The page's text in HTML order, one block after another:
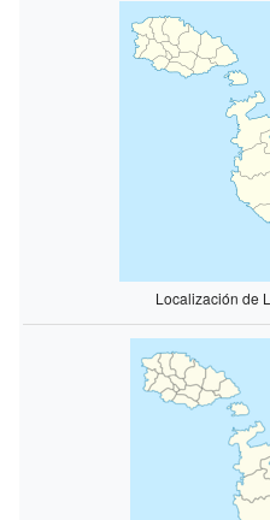
Localización de